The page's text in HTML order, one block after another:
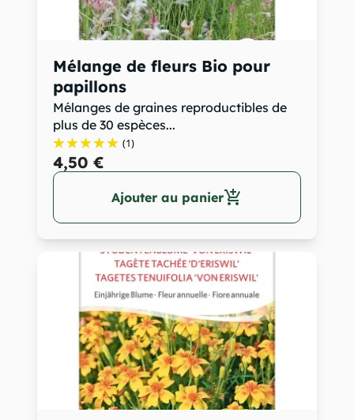
Mélange de fleurs Bio pour
papillons
Mélanges de graines reproductibles de
plus de 30 espèces...
(1)
4,50 €
Ajouter au panieradd_shopping_cart